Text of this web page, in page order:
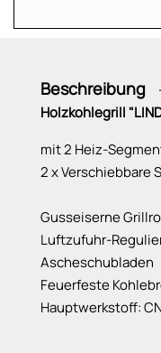
Beschreibung
Holzkohlegrill
mit 2 Heiz-
2 x Verschiebbare
Gusseiserne
Luftzufuhr-
Ascheschubladen
Feuerfeste
Hauptwerkstoff: